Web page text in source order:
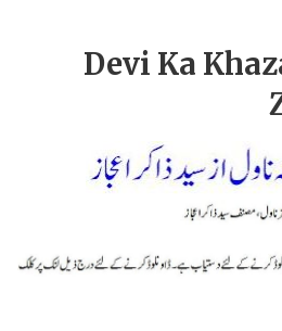
Devi Ka